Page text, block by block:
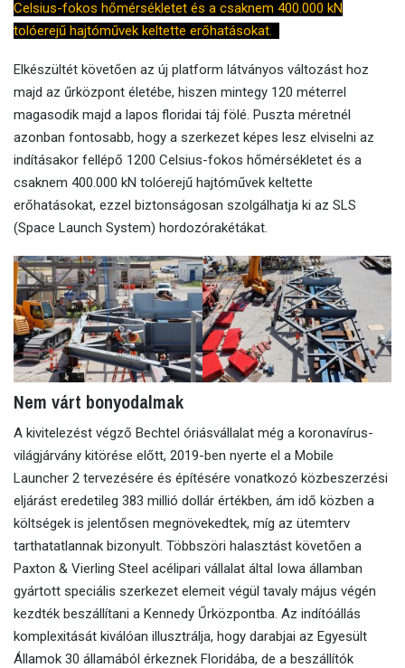
Celsius-fokos hőmérsékletet és a csaknem 400.000 kN
tolóerejű hajtóművek keltette erőhatásokat.
Elkészültét követően az új platform látványos változást hoz
majd az űrközpont életébe, hiszen mintegy 120 méterrel
magasodik majd a lapos floridai táj fölé. Puszta méretnél
azonban fontosabb, hogy a szerkezet képes lesz elviselni az
indításakor fellépő 1200 Celsius-fokos hőmérsékletet és a
csaknem 400.000 kN tolóerejű hajtóművek keltette
erőhatásokat, ezzel biztonságosan szolgálhatja ki az SLS
(Space Launch System) hordozórakétákat.
Nem várt bonyodalmak
A kivitelezést végző Bechtel óriásvállalat még a koronavírus-
világjárvány kitörése előtt, 2019-ben nyerte el a Mobile
Launcher 2 tervezésére és építésére vonatkozó közbeszerzési
eljárást eredetileg 383 millió dollár értékben, ám idő közben a
költségek is jelentősen megnövekedtek, míg az ütemterv
tarthatatlannak bizonyult. Többszöri halasztást követően a
Paxton & Vierling Steel acélipari vállalat által Iowa államban
gyártott speciális szerkezet elemeit végül tavaly május végén
kezdték beszállítani a Kennedy Űrközpontba. Az indítóállás
komplexitását kiválóan illusztrálja, hogy darabjai az Egyesült
Államok 30 államából érkeznek Floridába, de a beszállítók